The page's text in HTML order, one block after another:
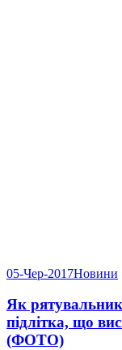
05-Чер-2017Новини
Як
підлітка, що
(ФОТО)